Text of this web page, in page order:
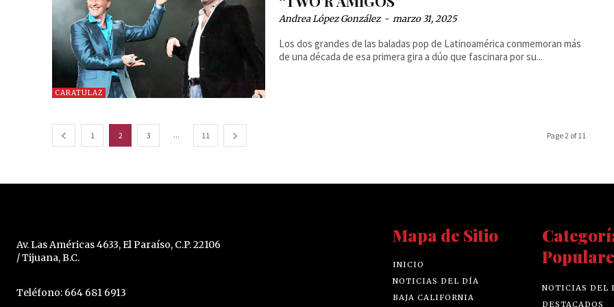
CARATULAZ
Andrea López González - marzo 31, 2025
Los dos grandes de las baladas pop de Latinoamérica conmemoran más
de una década de esa primera gira a dúo que fascinara por su...
1 2 3 ... 11 Page 2 of 11
Av. Las Américas 4633, El Paraíso, C.P. 22106
/ Tijuana, B.C.
Teléfono: 664 681 6913
Mapa de Sitio
INICIO
NOTICIAS DEL DÍA
BAJA CALIFORNIA
NOTICIAS DEL
DESTACADOS